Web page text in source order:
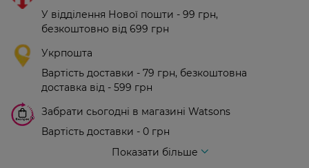
У відділення Нової пошти - 99 грн,
безкоштовно від 699 грн
Укрпошта
Вартість доставки - 79 грн, безкоштовна
доставка від - 599 грн
Забрати сьогодні в магазині Watsons
Вартість доставки - 0 грн
Показати більше